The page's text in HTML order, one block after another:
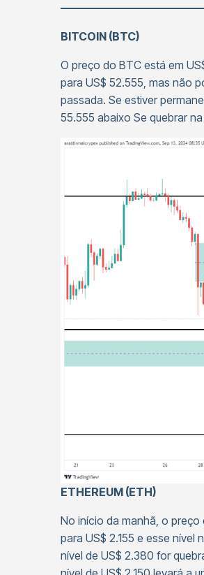
BITCOIN (BTC)
O preço do BTC está em
para US$ 52.555, mas não
passada. Se estiver
55.555 abaixo Se quebrar
ETHEREUM (ETH)
No início da manhã, o preço
para US$ 2.155 e esse nível
nível de US$ 2.380 for